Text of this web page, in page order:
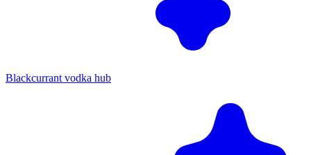
Blackcurrant vodka hub